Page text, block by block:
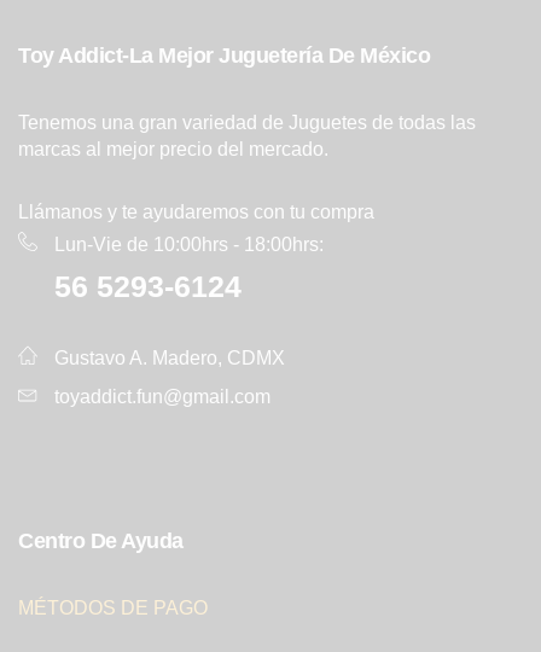
Toy Addict-La Mejor Juguetería De México
Tenemos una gran variedad de Juguetes de todas las
marcas al mejor precio del mercado.
Llámanos y te ayudaremos con tu compra
Lun-Vie de 10:00hrs - 18:00hrs:
56 5293-6124
Gustavo A. Madero, CDMX
toyaddict.fun@gmail.com
Centro De Ayuda
MÉTODOS DE PAGO